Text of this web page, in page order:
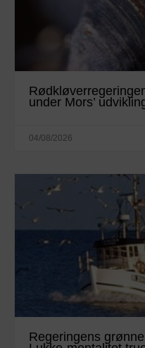
under Mors’
04/08/2026
Regeringens